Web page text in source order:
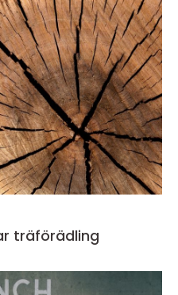
träförädling